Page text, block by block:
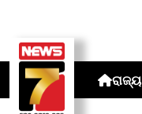
ରାଜ୍ୟ